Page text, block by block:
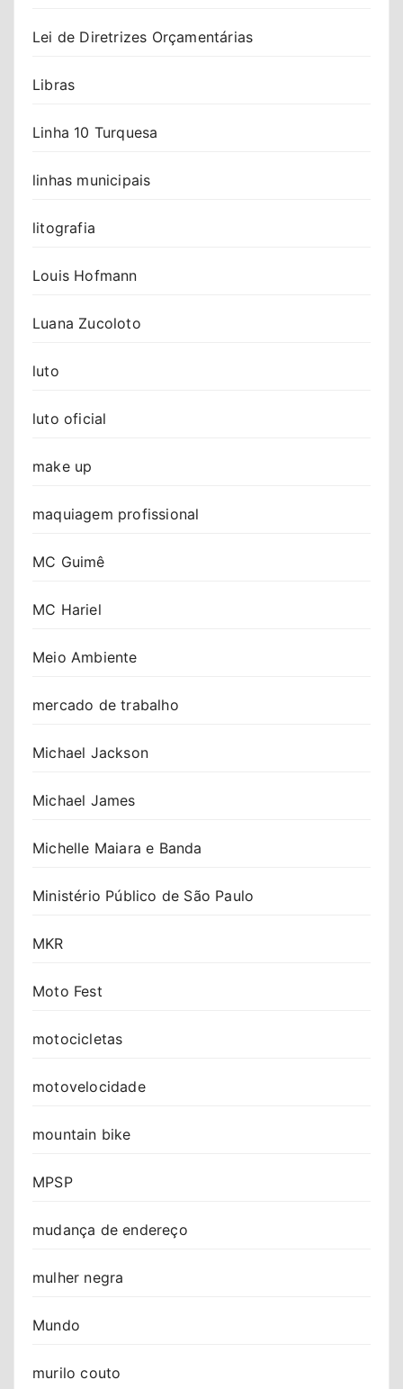
Lei de Diretrizes Orçamentárias
Libras
Linha 10 Turquesa
linhas municipais
litografia
Louis Hofmann
Luana Zucoloto
luto
luto oficial
make up
maquiagem profissional
MC Guimê
MC Hariel
Meio Ambiente
mercado de trabalho
Michael Jackson
Michael James
Michelle Maiara e Banda
Ministério Público de São Paulo
MKR
Moto Fest
motocicletas
motovelocidade
mountain bike
MPSP
mudança de endereço
mulher negra
Mundo
murilo couto